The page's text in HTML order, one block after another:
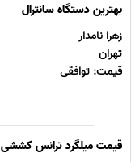
بهترین دستگاه سانترال
زهرا نامدار
تهران
قیمت: توافقی
قیمت میلگرد ترانس کششی